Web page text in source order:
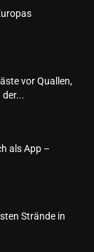
vor Quallen,
als App –
Strände in